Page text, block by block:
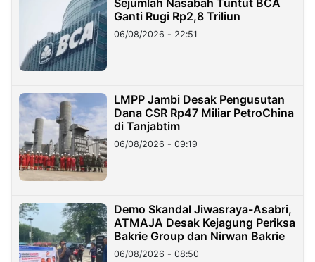
Sejumlah Nasabah Tuntut BCA
Ganti Rugi Rp2,8 Triliun
06/08/2026 - 22:51
LMPP Jambi Desak Pengusutan
Dana CSR Rp47 Miliar PetroChina
di Tanjabtim
06/08/2026 - 09:19
Demo Skandal Jiwasraya-Asabri,
ATMAJA Desak Kejagung Periksa
Bakrie Group dan Nirwan Bakrie
06/08/2026 - 08:50